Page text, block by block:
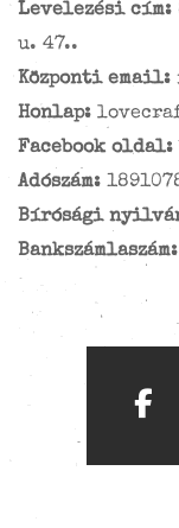
Levelezési cím:
u. 47..
Központi email:
Honlap:
Facebook oldal:
Adószám:
Bírósági
Bankszámlaszám: